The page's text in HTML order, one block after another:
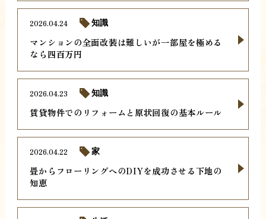
マンションの全面改装は難しいが一部屋を極める
なら四百万円
2026.04.24 知識
賃貸物件でのリフォームと原状回復の基本ルール
2026.04.23 知識
畳からフローリングへのDIYを成功させる下地の
知恵
2026.04.22 家